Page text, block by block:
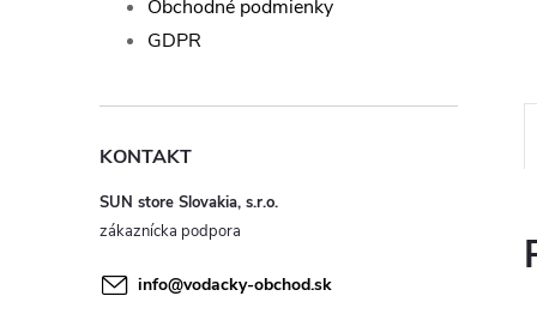
Obchodné podmienky
GDPR
KONTAKT
SUN store Slovakia, s.r.o.
info@vodacky-obchod.sk